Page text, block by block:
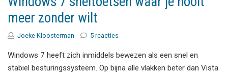
meer zonder wilt
Joeke Kloosterman 5 reacties
Windows 7 heeft zich inmiddels bewezen als een snel en
stabiel besturingssysteem. Op bijna alle vlakken beter dan Vista